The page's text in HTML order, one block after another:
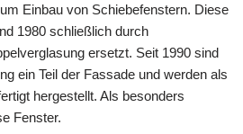
Einbau von Schiebefenstern. Diese
1980 schließlich durch
ersetzt. Seit 1990 sind
ein Teil der Fassade und werden als
hergestellt. Als besonders
Fenster.